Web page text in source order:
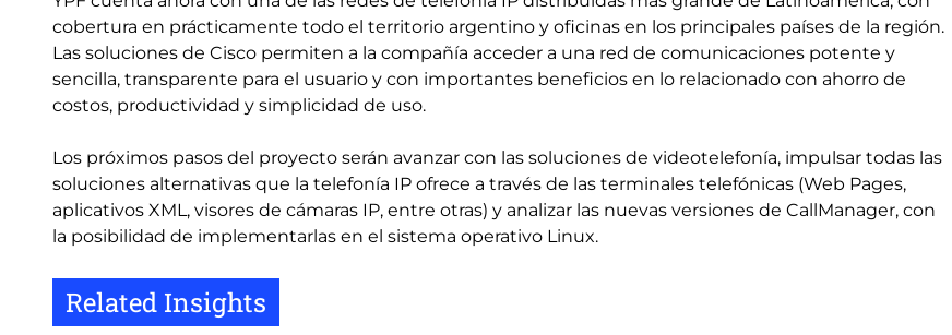
cobertura en prácticamente todo el territorio argentino y oficinas en los principales países de la región.
Las soluciones de Cisco permiten a la compañía acceder a una red de comunicaciones potente y
sencilla, transparente para el usuario y con importantes beneficios en lo relacionado con ahorro de
costos, productividad y simplicidad de uso.
Los próximos pasos del proyecto serán avanzar con las soluciones de videotelefonía, impulsar todas las
soluciones alternativas que la telefonía IP ofrece a través de las terminales telefónicas (Web Pages,
aplicativos XML, visores de cámaras IP, entre otras) y analizar las nuevas versiones de CallManager, con
la posibilidad de implementarlas en el sistema operativo Linux.
Related Insights